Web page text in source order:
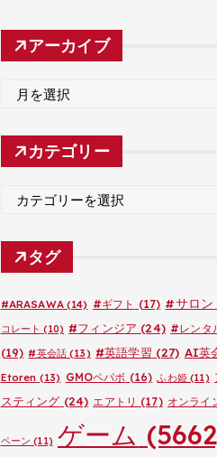
アーカイブ
カ
イ
カテゴリー
ゴ
リ
タグ
#ARASAWA(14) #ギフト (17) #サロン
コレート (10) #フィンジア (24) #レンタ
(19) #英会話 (13) #英語学習 (27) AI英
Etoren (13) GMOペパボ (16) ふわ姫(11)
スティング (24) エアトリ (17) オンライ
ペーン (11) ゲーム